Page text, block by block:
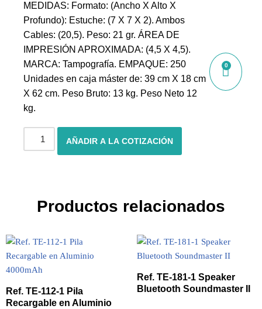
0
MEDIDAS: Formato: (Ancho X Alto X
Profundo): Estuche: (7 X 7 X 2). Ambos
Cables: (20,5). Peso: 21 gr. ÁREA DE
IMPRESIÓN APROXIMADA: (4,5 X 4,5).
MARCA: Tampografía. EMPAQUE: 250
Unidades en caja máster de: 39 cm X 18 cm
X 62 cm. Peso Bruto: 13 kg. Peso Neto 12
kg.
AÑADIR A LA COTIZACIÓN
Productos relacionados
Ref. TE-112-1 Pila
Recargable en Aluminio
Ref. TE-181-1 Speaker
Bluetooth Soundmaster II